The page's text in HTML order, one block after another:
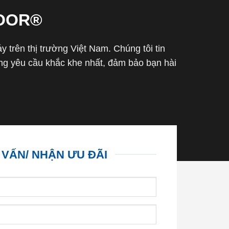
trên thị trường Việt Nam. Chúng tôi tin
yêu cầu khắc khe nhất, đảm bảo bạn hài
NHẬN ƯU ĐÃI